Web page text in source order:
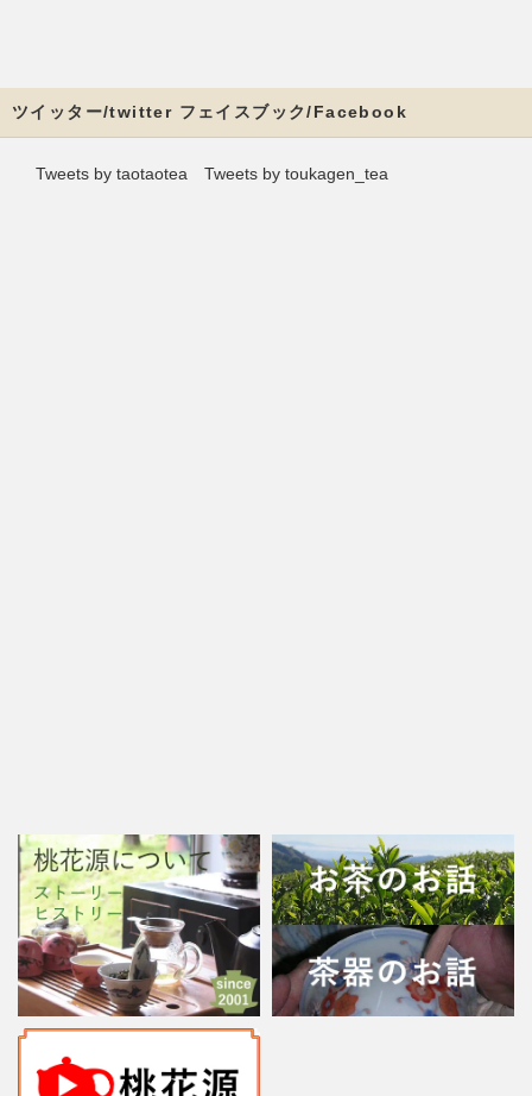
ツイッター/twitter フェイスブック/Facebook
Tweets by taotaotea Tweets by toukagen_tea